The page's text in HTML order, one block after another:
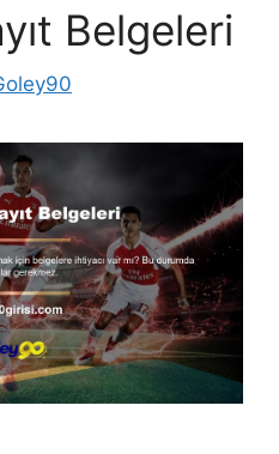
Belgeleri